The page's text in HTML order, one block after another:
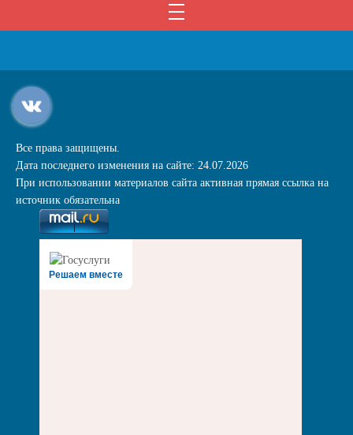
Все права защищены.
Дата последнего изменения на сайте: 24.07.2026
При использовании материалов сайта активная прямая ссылка на
источник обязательна
Решаем вместе